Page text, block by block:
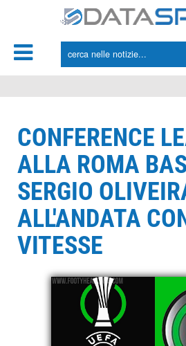
CONFERENCE
ALLA ROMA
SERGIO
ALL'ANDATA
VITESSE